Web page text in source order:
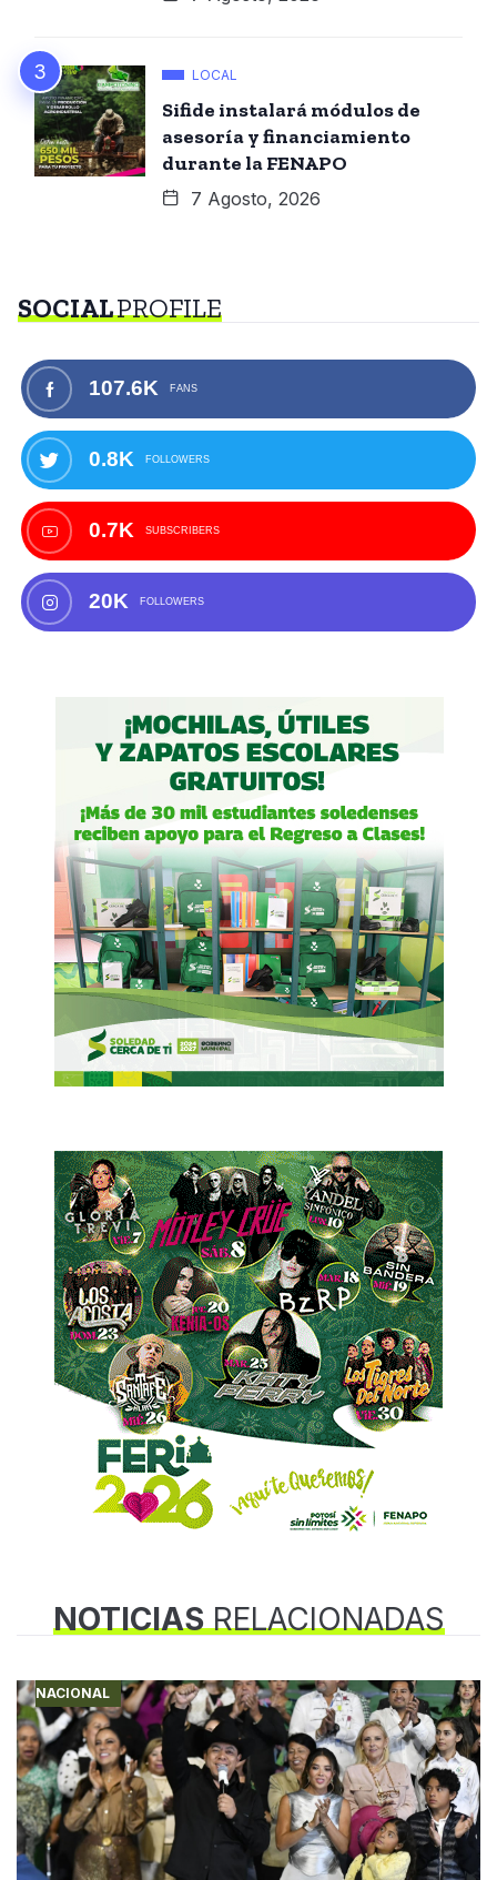
LOCAL
Sifide instalará módulos de
asesoría y financiamiento
durante la FENAPO
7 Agosto, 2026
SOCIALPROFILE
107.6K FANS
0.8K FOLLOWERS
0.7K SUBSCRIBERS
20K FOLLOWERS
NOTICIASRELACIONADAS
NACIONAL